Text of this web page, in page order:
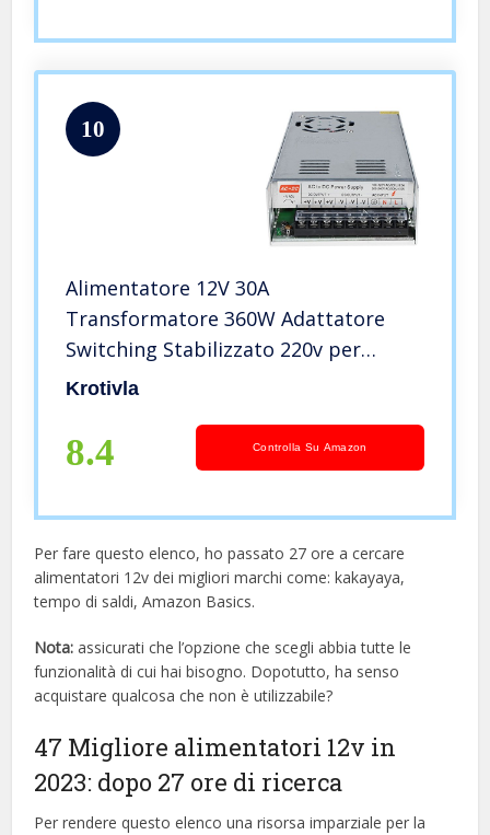
10
Alimentatore 12V 30A
Transformatore 360W Adattatore
Switching Stabilizzato 220v per
Stricia LED, CCTV, Computer
Krotivla
8.4 Controlla Su Amazon
Per fare questo elenco, ho passato 27 ore a cercare
alimentatori 12v dei migliori marchi come: kakayaya,
tempo di saldi, Amazon Basics.
Nota: assicurati che l’opzione che scegli abbia tutte le
funzionalità di cui hai bisogno. Dopotutto, ha senso
acquistare qualcosa che non è utilizzabile?
47 Migliore alimentatori 12v in
2023: dopo 27 ore di ricerca
Per rendere questo elenco una risorsa imparziale per la